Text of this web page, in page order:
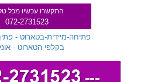
התקשרו עכשיו מכל
072-2731523
פתיחה-מיידית-בטארוט -
בקלפי הטארוט -